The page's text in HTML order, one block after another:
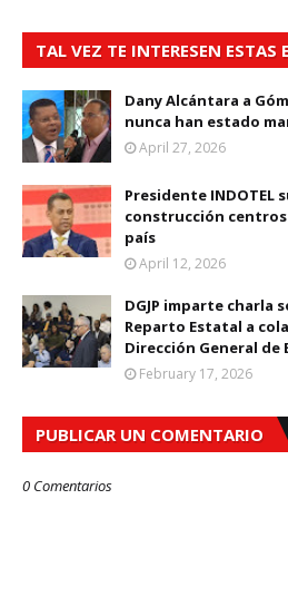
TAL VEZ TE INTERESEN ESTAS
Dany Alcántara a
nunca han estado
April 27, 2026
Presidente INDOTEL
construcción
país
April 12, 2026
DGJP imparte charla
Reparto Estatal a
Dirección General de
February 17, 2026
PUBLICAR UN COMENTARIO
0 Comentarios